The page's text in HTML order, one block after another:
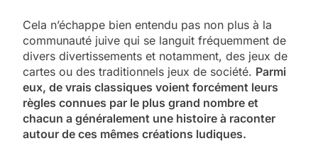
Cela n’échappe bien entendu pas non plus à la
communauté juive qui se languit fréquemment de
divers divertissements et notamment, des jeux de
cartes ou des traditionnels jeux de société. Parmi
eux, de vrais classiques voient forcément leurs
règles connues par le plus grand nombre et
chacun a généralement une histoire à raconter
autour de ces mêmes créations ludiques.